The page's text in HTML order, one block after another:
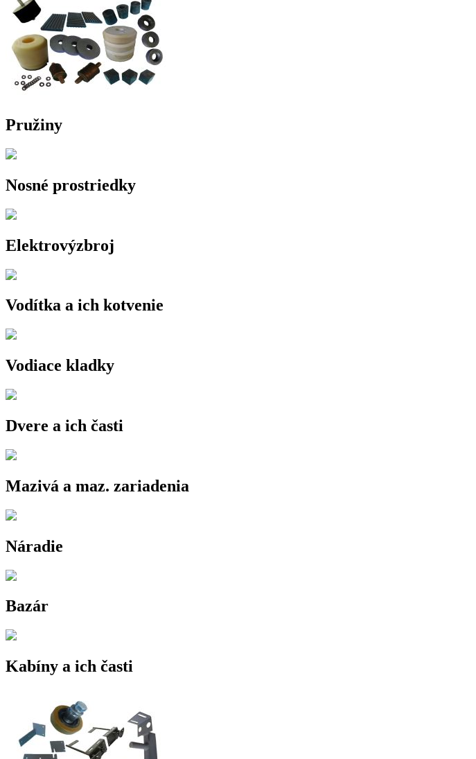
Pružiny
Nosné prostriedky
Elektrovýzbroj
Vodítka a ich kotvenie
Vodiace kladky
Dvere a ich časti
Mazivá a maz. zariadenia
Náradie
Bazár
Kabíny a ich časti